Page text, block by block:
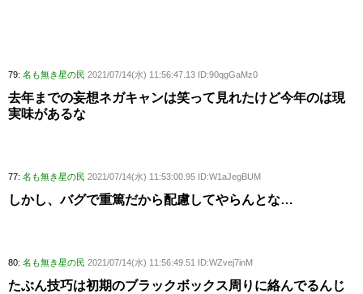
79: 名も無き星の民 2021/07/14(水) 11:56:47.13 ID:90qgGaMz0
去年までの妄想ネガキャンは笑って見れたけど今年のは現
実味があるな
77: 名も無き星の民 2021/07/14(水) 11:53:00.95 ID:W1aJegBUM
しかし、バグで重篤だから配慮してやらんとな…
80: 名も無き星の民 2021/07/14(水) 11:56:49.51 ID:WZvej7inM
たぶん技巧は初期のブラックボックス周りに絡んでるんじ